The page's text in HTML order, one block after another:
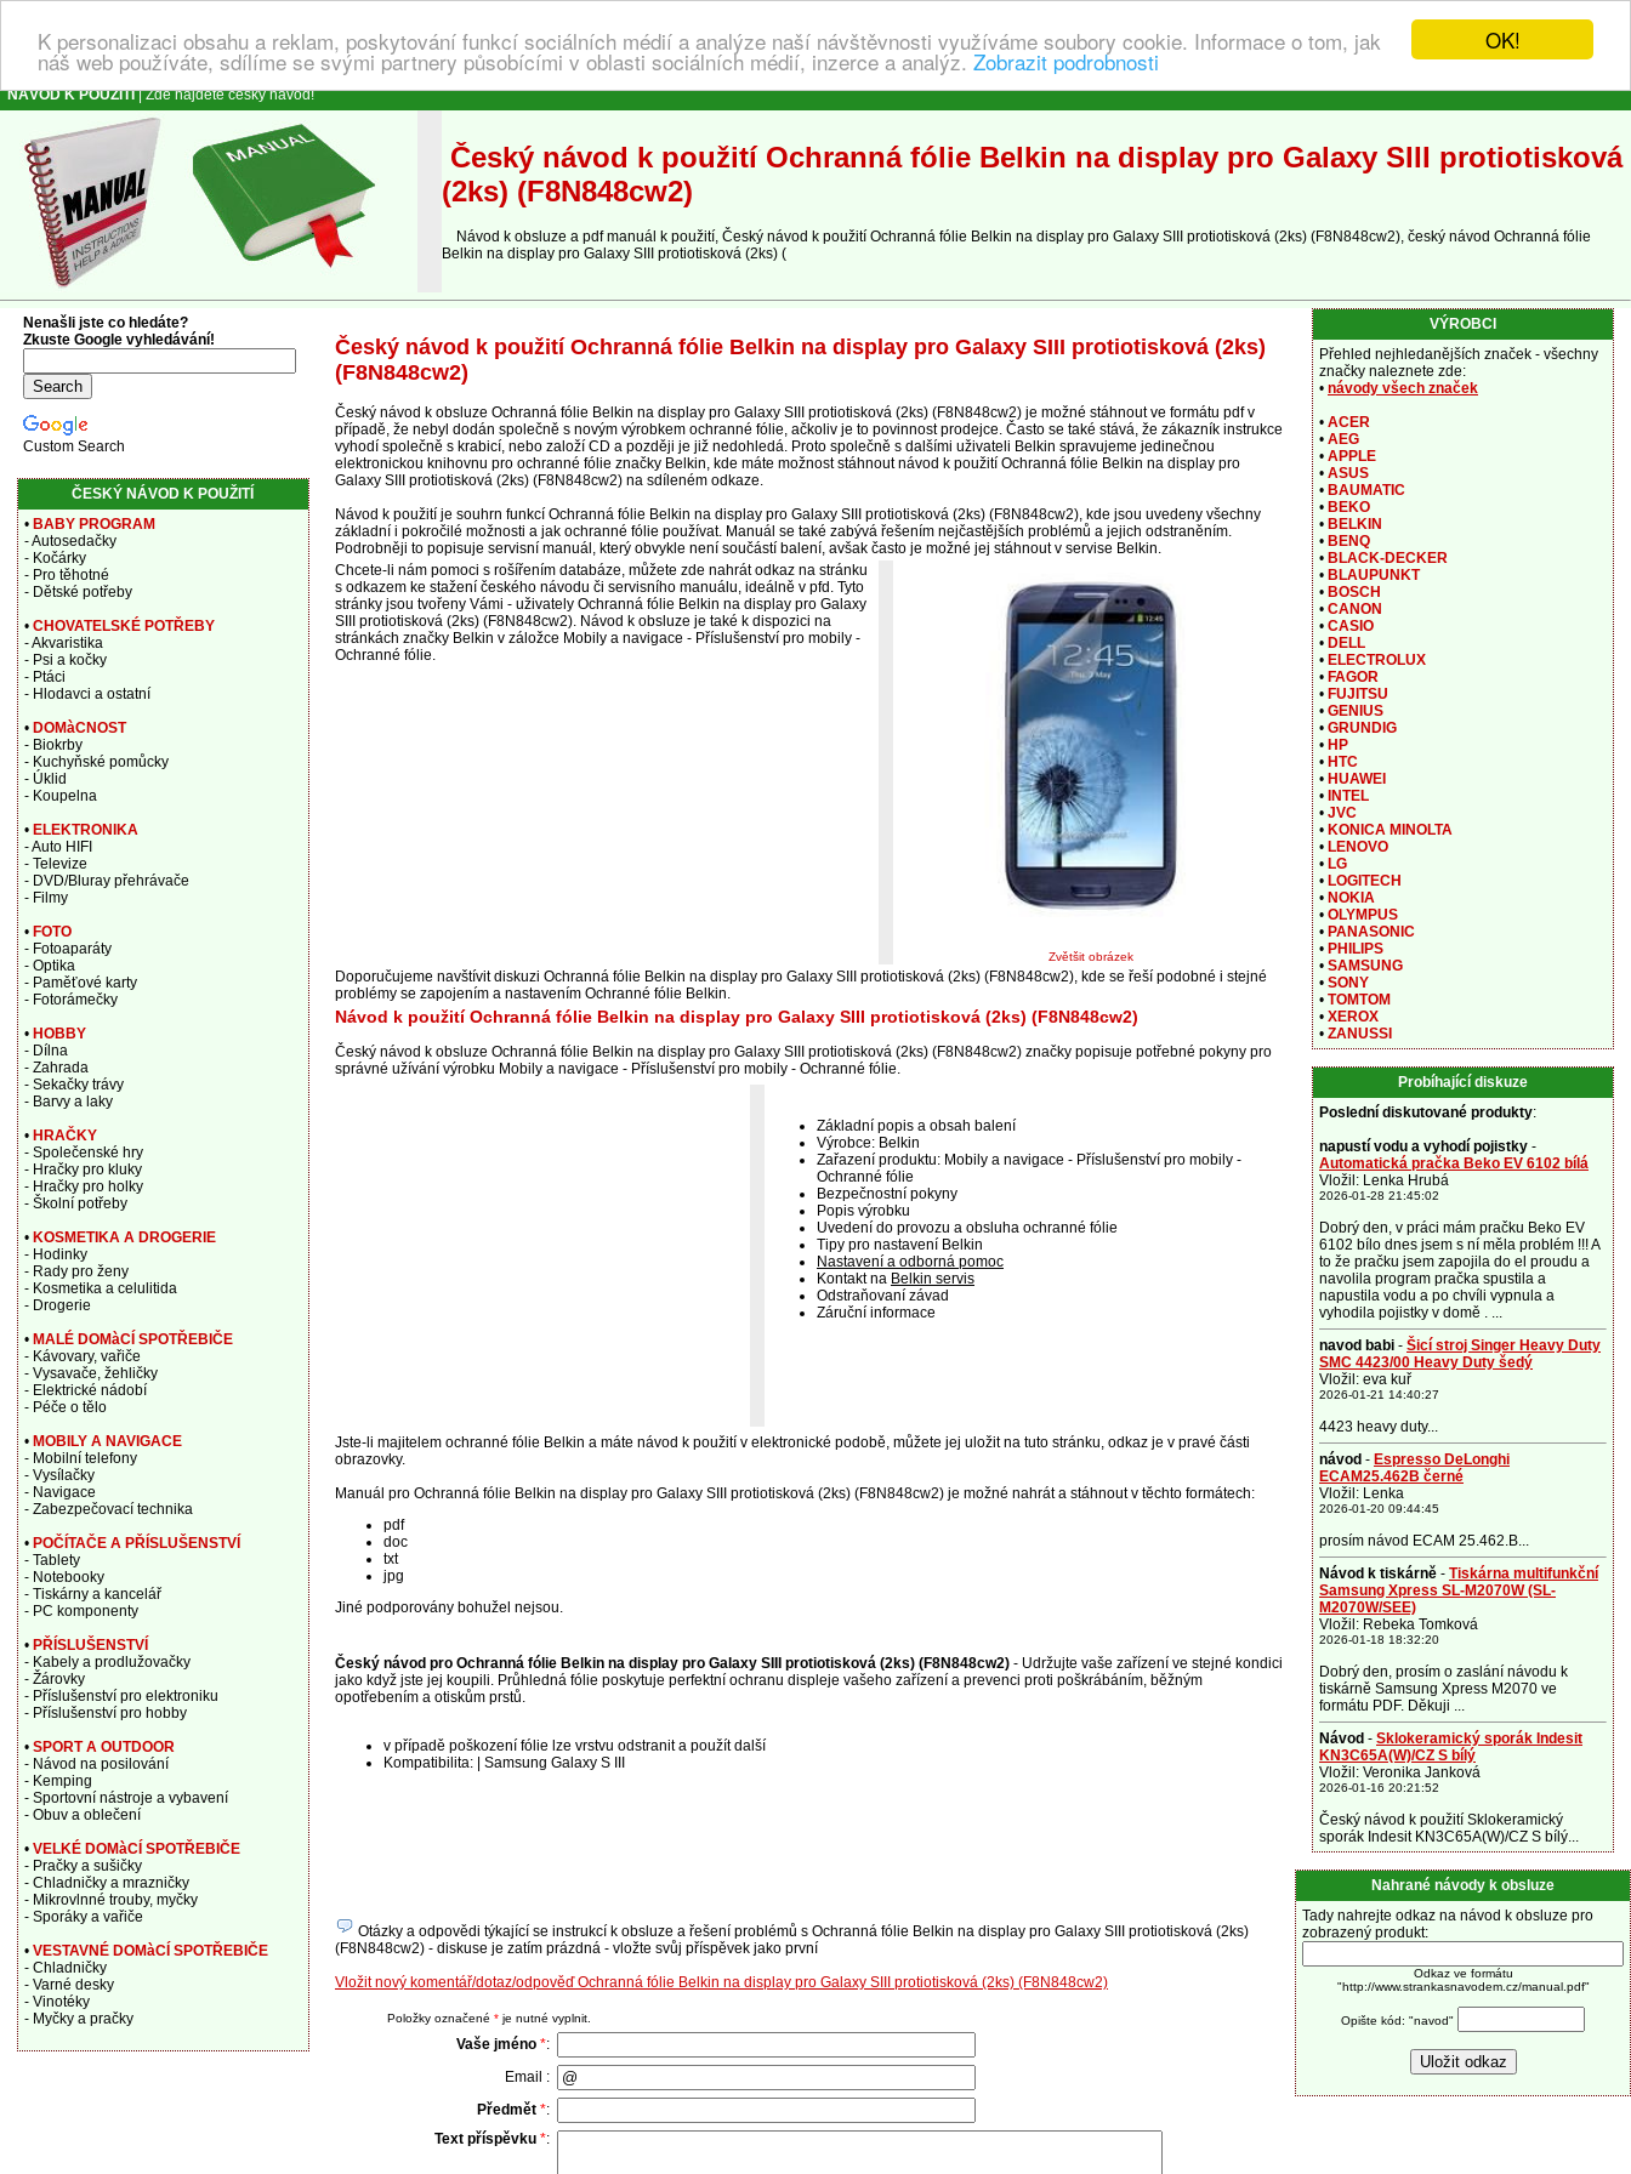
OK!
K personalizaci obsahu a reklam, poskytování funkcí sociálních médií a analýze naší návštěvnosti využíváme soubory cookie. Informace o tom, jak
náš web používáte, sdílíme se svými partnery působícími v oblasti sociálních médií, inzerce a analýz. Zobrazit podrobnosti
NÁVOD K POUŽITÍ| Zde najdete český návod!
Český návod k použití Ochranná fólie Belkin na display pro Galaxy SIII protiotisková
(2ks) (F8N848cw2)
Návod k obsluze a pdf manuál k použití, Český návod k použití Ochranná fólie Belkin na display pro Galaxy SIII protiotisková (2ks) (F8N848cw2), český návod Ochranná fólie
Belkin na display pro Galaxy SIII protiotisková (2ks) (
Český návod k použití Ochranná fólie Belkin na display pro Galaxy SIII protiotisková (2ks)
(F8N848cw2)
Český návod k obsluze Ochranná fólie Belkin na display pro Galaxy SIII protiotisková (2ks) (F8N848cw2) je možné stáhnout ve formátu pdf v
případě, že nebyl dodán společně s novým výrobkem ochranné fólie, ačkoliv je to povinnost prodejce. Často se také stává, že zákazník instrukce
vyhodí společně s krabicí, nebo založí CD a později je již nedohledá. Proto společně s dalšími uživateli Belkin spravujeme jedinečnou
elektronickou knihovnu pro ochranné fólie značky Belkin, kde máte možnost stáhnout návod k použití Ochranná fólie Belkin na display pro
Galaxy SIII protiotisková (2ks) (F8N848cw2) na sdíleném odkaze.
Návod k použití je souhrn funkcí Ochranná fólie Belkin na display pro Galaxy SIII protiotisková (2ks) (F8N848cw2), kde jsou uvedeny všechny
základní i pokročilé možnosti a jak ochranné fólie používat. Manuál se také zabývá řešením nejčastějších problémů a jejich odstraněním.
Podrobněji to popisuje servisní manuál, který obvykle není součástí balení, avšak často je možné jej stáhnout v servise Belkin.
Chcete-li nám pomoci s rošířením databáze, můžete zde nahrát odkaz na stránku
s odkazem ke stažení českého návodu či servisního manuálu, ideálně v pfd. Tyto
stránky jsou tvořeny Vámi - uživately Ochranná fólie Belkin na display pro Galaxy
SIII protiotisková (2ks) (F8N848cw2). Návod k obsluze je také k dispozici na
stránkách značky Belkin v záložce Mobily a navigace - Příslušenství pro mobily -
Ochranné fólie.
Zvětšit obrázek
Doporučujeme navštívit diskuzi Ochranná fólie Belkin na display pro Galaxy SIII protiotisková (2ks) (F8N848cw2), kde se řeší podobné i stejné
problémy se zapojením a nastavením Ochranné fólie Belkin.
Návod k použití Ochranná fólie Belkin na display pro Galaxy SIII protiotisková (2ks) (F8N848cw2)
Český návod k obsluze Ochranná fólie Belkin na display pro Galaxy SIII protiotisková (2ks) (F8N848cw2) značky popisuje potřebné pokyny pro
správné užívání výrobku Mobily a navigace - Příslušenství pro mobily - Ochranné fólie.
Základní popis a obsah balení
Výrobce: Belkin
Zařazení produktu: Mobily a navigace - Příslušenství pro mobily -
Ochranné fólie
Bezpečnostní pokyny
Popis výrobku
Uvedení do provozu a obsluha ochranné fólie
Tipy pro nastavení Belkin
Nastavení a odborná pomoc
Kontakt na Belkin servis
Odstraňovaní závad
Záruční informace
Jste-li majitelem ochranné fólie Belkin a máte návod k použití v elektronické podobě, můžete jej uložit na tuto stránku, odkaz je v pravé části
obrazovky.
Manuál pro Ochranná fólie Belkin na display pro Galaxy SIII protiotisková (2ks) (F8N848cw2) je možné nahrát a stáhnout v těchto formátech:
pdf
doc
txt
jpg
Jiné podporovány bohužel nejsou.
Český návod pro Ochranná fólie Belkin na display pro Galaxy SIII protiotisková (2ks) (F8N848cw2) - Udržujte vaše zařízení ve stejné kondici
jako když jste jej koupili. Průhledná fólie poskytuje perfektní ochranu displeje vašeho zařízení a prevenci proti poškrábáním, běžným
opotřebením a otiskům prstů.
v případě poškození fólie lze vrstvu odstranit a použít další
Kompatibilita: | Samsung Galaxy S III
Otázky a odpovědi týkající se instrukcí k obsluze a řešení problémů s Ochranná fólie Belkin na display pro Galaxy SIII protiotisková (2ks)
(F8N848cw2) - diskuse je zatím prázdná - vložte svůj příspěvek jako první
Vložit nový komentář/dotaz/odpověď Ochranná fólie Belkin na display pro Galaxy SIII protiotisková (2ks) (F8N848cw2)
Položky označené *je nutné vyplnit.
Vaše jméno *:
Email :
Předmět *:
Text příspěvku *:
Nenašli jste co hledáte?
Zkuste Google vyhledávání!
Custom Search
ČESKÝ NÁVOD K POUŽITÍ
• BABY PROGRAM
- Autosedačky
- Kočárky
- Pro těhotné
- Dětské potřeby
• CHOVATELSKÉ POTŘEBY
- Akvaristika
- Psi a kočky
- Ptáci
- Hlodavci a ostatní
• DOMàCNOST
- Biokrby
- Kuchyňské pomůcky
- Úklid
- Koupelna
• ELEKTRONIKA
- Auto HIFI
- Televize
- DVD/Bluray přehrávače
- Filmy
• FOTO
- Fotoaparáty
- Optika
- Paměťové karty
- Fotorámečky
• HOBBY
- Dílna
- Zahrada
- Sekačky trávy
- Barvy a laky
• HRAČKY
- Společenské hry
- Hračky pro kluky
- Hračky pro holky
- Školní potřeby
• KOSMETIKA A DROGERIE
- Hodinky
- Rady pro ženy
- Kosmetika a celulitida
- Drogerie
• MALÉ DOMàCÍ SPOTŘEBIČE
- Kávovary, vařiče
- Vysavače, žehličky
- Elektrické nádobí
- Péče o tělo
• MOBILY A NAVIGACE
- Mobilní telefony
- Vysílačky
- Navigace
- Zabezpečovací technika
• POČÍTAČE A PŘÍSLUŠENSTVÍ
- Tablety
- Notebooky
- Tiskárny a kancelář
- PC komponenty
• PŘÍSLUŠENSTVÍ
- Kabely a prodlužovačky
- Žárovky
- Příslušenství pro elektroniku
- Příslušenství pro hobby
• SPORT A OUTDOOR
- Návod na posilování
- Kemping
- Sportovní nástroje a vybavení
- Obuv a oblečení
• VELKÉ DOMàCÍ SPOTŘEBIČE
- Pračky a sušičky
- Chladničky a mrazničky
- Mikrovlnné trouby, myčky
- Sporáky a vařiče
• VESTAVNÉ DOMàCÍ SPOTŘEBIČE
- Chladničky
- Varné desky
- Vinotéky
- Myčky a pračky
VÝROBCI
Přehled nejhledanějších značek - všechny
značky naleznete zde:
• návody všech značek
• ACER
• AEG
• APPLE
• ASUS
• BAUMATIC
• BEKO
• BELKIN
• BENQ
• BLACK-DECKER
• BLAUPUNKT
• BOSCH
• CANON
• CASIO
• DELL
• ELECTROLUX
• FAGOR
• FUJITSU
• GENIUS
• GRUNDIG
• HP
• HTC
• HUAWEI
• INTEL
• JVC
• KONICA MINOLTA
• LENOVO
• LG
• LOGITECH
• NOKIA
• OLYMPUS
• PANASONIC
• PHILIPS
• SAMSUNG
• SONY
• TOMTOM
• XEROX
• ZANUSSI
Probíhající diskuze
Poslední diskutované produkty:
napustí vodu a vyhodí pojistky -
Automatická pračka Beko EV 6102 bílá
Vložil: Lenka Hrubá
2026-01-28 21:45:02
Dobrý den, v práci mám pračku Beko EV
6102 bílo dnes jsem s ní měla problém !!! A
to že pračku jsem zapojila do el proudu a
navolila program pračka spustila a
napustila vodu a po chvíli vypnula a
vyhodila pojistky v domě . ...
navod babi - Šicí stroj Singer Heavy Duty
SMC 4423/00 Heavy Duty šedý
Vložil: eva kuř
2026-01-21 14:40:27
4423 heavy duty...
návod - Espresso DeLonghi
ECAM25.462B černé
Vložil: Lenka
2026-01-20 09:44:45
prosím návod ECAM 25.462.B...
Návod k tiskárně - Tiskárna multifunkční
Samsung Xpress SL-M2070W (SL-
M2070W/SEE)
Vložil: Rebeka Tomková
2026-01-18 18:32:20
Dobrý den, prosím o zaslání návodu k
tiskárně Samsung Xpress M2070 ve
formátu PDF. Děkuji ...
Návod - Sklokeramický sporák Indesit
KN3C65A(W)/CZ S bílý
Vložil: Veronika Janková
2026-01-16 20:21:52
Český návod k použití Sklokeramický
sporák Indesit KN3C65A(W)/CZ S bílý...
Nahrané návody k obsluze
Tady nahrejte odkaz na návod k obsluze pro
zobrazený produkt:
Odkaz ve formátu
"http://www.strankasnavodem.cz/manual.pdf"
Opište kód: "navod"